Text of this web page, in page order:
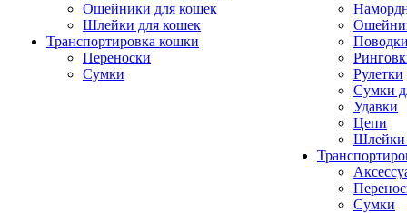
Ошейники для кошек
Шлейки для кошек
Транспортировка кошки
Переноски
Сумки
Рулетки
Сумки
Удавки
Цепи
Шлейки
Сумки